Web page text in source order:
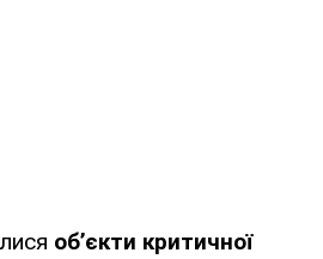
об’єкти критичної